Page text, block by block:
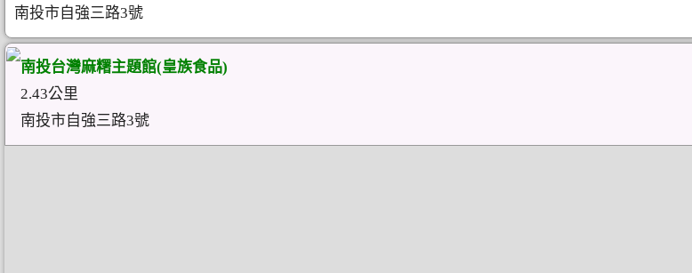
南投市自強三路3號
南投台灣麻糬主題館(皇族食品)
2.43公里
南投市自強三路3號